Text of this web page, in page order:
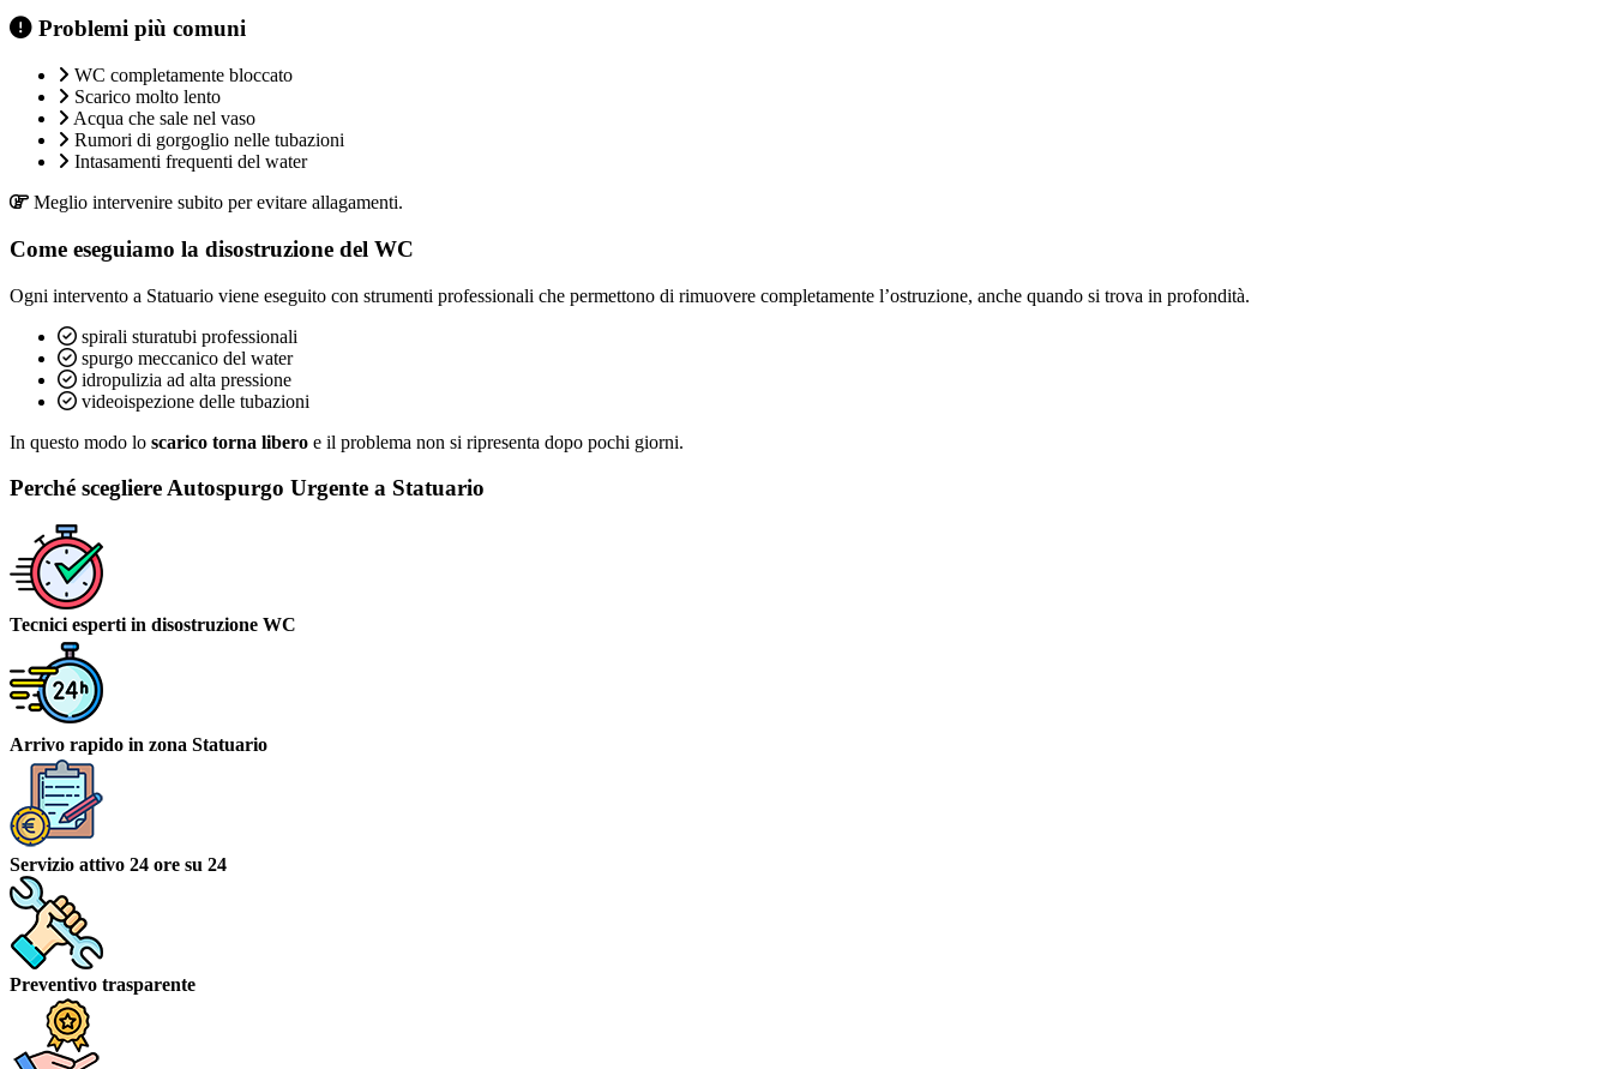
Problemi più comuni
WC completamente bloccato
Scarico molto lento
Acqua che sale nel vaso
Rumori di gorgoglio nelle tubazioni
Intasamenti frequenti del water
Meglio intervenire subito per evitare allagamenti.
Come eseguiamo la disostruzione del WC
Ogni intervento a Statuario viene eseguito con strumenti professionali che permettono di rimuovere completamente l’ostruzione, anche quando si trova in profondità.
spirali sturatubi professionali
spurgo meccanico del water
idropulizia ad alta pressione
videoispezione delle tubazioni
In questo modo lo scarico torna libero e il problema non si ripresenta dopo pochi giorni.
Perché scegliere Autospurgo Urgente a Statuario
Tecnici esperti in disostruzione WC
Arrivo rapido in zona Statuario
Servizio attivo 24 ore su 24
Preventivo trasparente